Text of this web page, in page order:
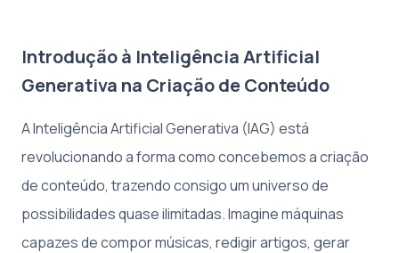
Introdução à Inteligência Artificial
Generativa na Criação de Conteúdo
A Inteligência Artificial Generativa (IAG) está
revolucionando a forma como concebemos a criação
de conteúdo, trazendo consigo um universo de
possibilidades quase ilimitadas. Imagine máquinas
capazes de compor músicas, redigir artigos, gerar